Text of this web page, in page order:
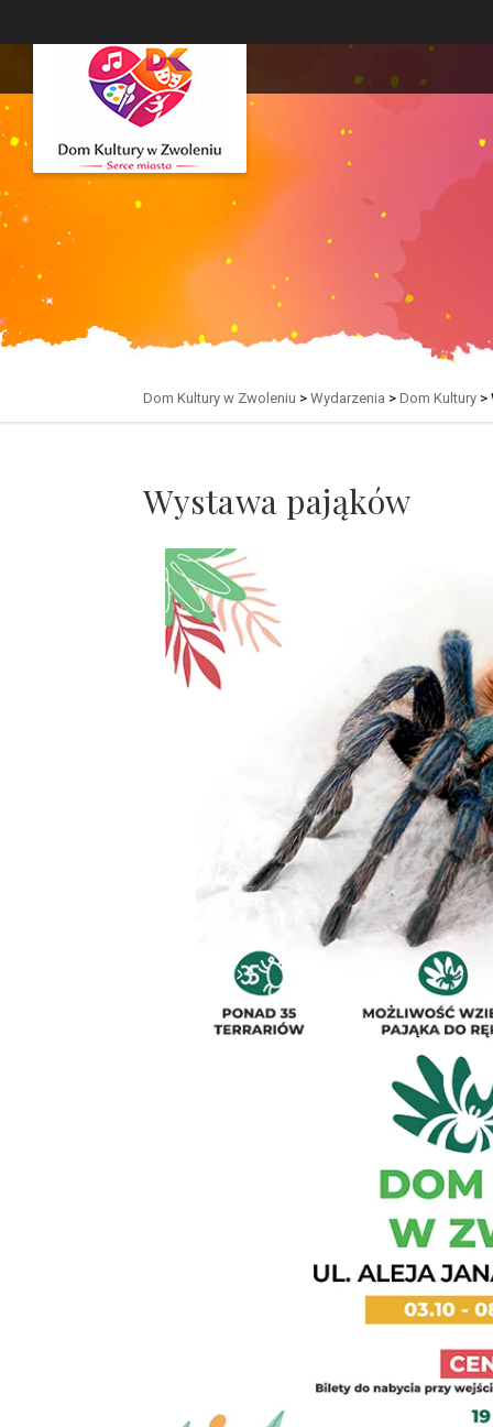
Dom Kultury w Zwoleniu > Wydarzenia > Dom Kultury >
Wystawa pająków